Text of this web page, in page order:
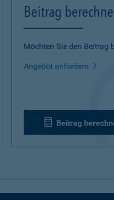
Beitrag
Möchten Sie den Beitrag
Angebot anfordern
Beitrag